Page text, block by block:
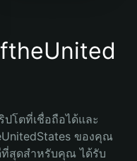
โตที่เชื่อถือได้และ
ของคุณ
ที่สุดสำหรับคุณ ได้รับ